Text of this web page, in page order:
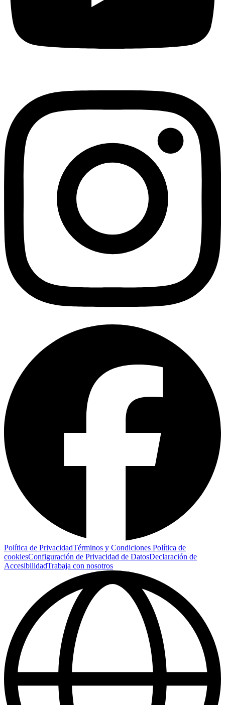
Política de PrivacidadTérminos y Condiciones Política de
cookiesConfiguración de Privacidad de DatosDeclaración de
AccesibilidadTrabaja con nosotros